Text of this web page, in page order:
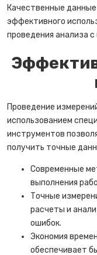
Качественные
эффективного
проведения анализа
Проведение
использованием
инструментов
получить точные
Современные
выполнения
Точные
расчеты и
ошибок.
Экономия
обеспечивает